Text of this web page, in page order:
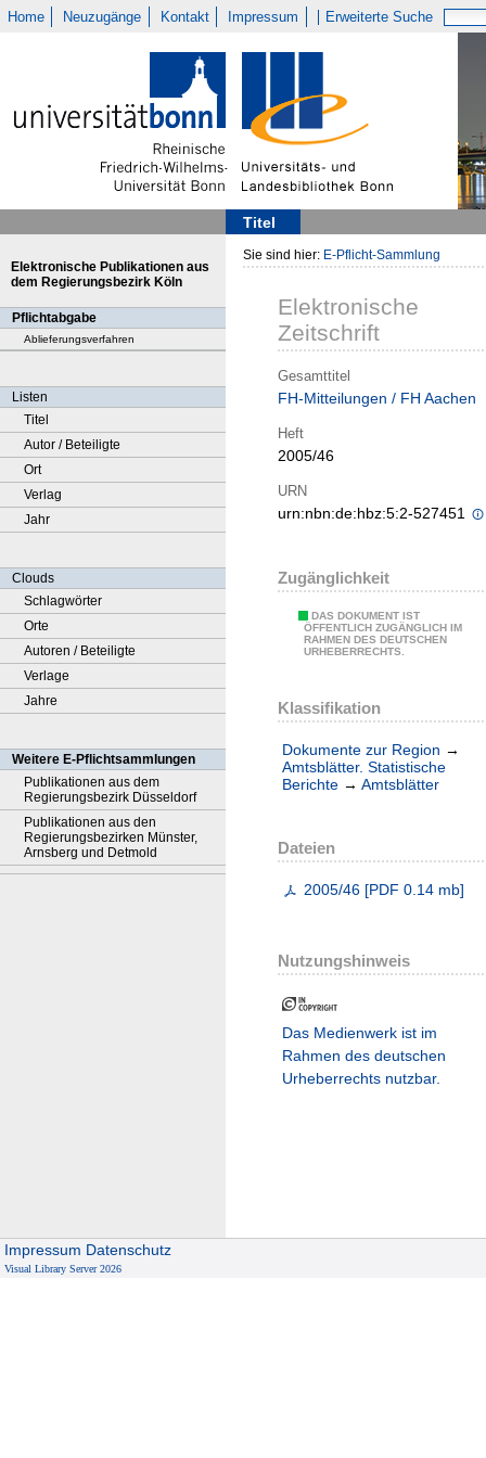
Home Neuzugänge Kontakt Impressum Erweiterte Suche
Titel
Elektronische Publikationen aus
dem Regierungsbezirk Köln
Pflichtabgabe
Ablieferungsverfahren
Listen
Titel
Autor / Beteiligte
Ort
Verlag
Jahr
Clouds
Schlagwörter
Orte
Autoren / Beteiligte
Verlage
Jahre
Weitere E-Pflichtsammlungen
Publikationen aus dem
Regierungsbezirk Düsseldorf
Publikationen aus den
Regierungsbezirken Münster,
Arnsberg und Detmold
Sie sind hier: E-Pflicht-Sammlung
Elektronische
Zeitschrift
Gesamttitel
FH-Mitteilungen / FH Aachen
Heft
2005/46
URN
urn:nbn:de:hbz:5:2-527451
Zugänglichkeit
DAS DOKUMENT IST
ÖFFENTLICH ZUGÄNGLICH IM
RAHMEN DES DEUTSCHEN
URHEBERRECHTS.
Klassifikation
Dokumente zur Region →
Amtsblätter. Statistische
Berichte → Amtsblätter
Dateien
2005/46 [PDF 0.14 mb]
Nutzungshinweis
Das Medienwerk ist im
Rahmen des deutschen
Urheberrechts nutzbar.
Impressum Datenschutz
Visual Library Server 2026